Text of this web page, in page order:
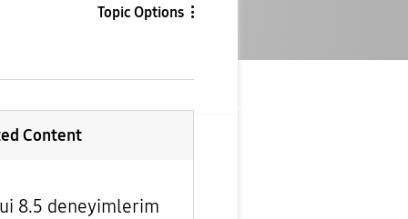
Topic Options
Content
8.5 deneyimlerim